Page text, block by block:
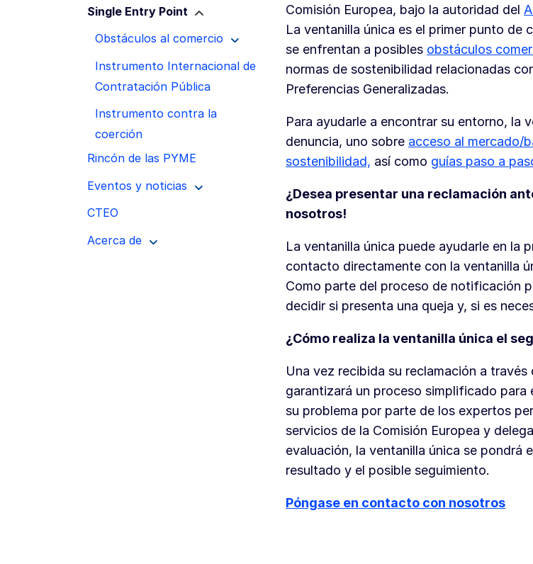
Single Entry Point
Obstáculos al comercio
Instrumento Internacional de
Contratación Pública
Instrumento contra la
coerción
Rincón de las PYME
Eventos y noticias
CTEO
Acerca de
Comisión Europea, bajo la autoridad del
La ventanilla única es el primer punto
se enfrentan a posibles obstáculos
normas de sostenibilidad relacionadas
Preferencias Generalizadas.
Para ayudarle a encontrar su entorno, la
denuncia, uno sobre acceso al mercado/
sostenibilidad, así como guías paso a
¿Desea presentar una reclamación
nosotros!
La ventanilla única puede ayudarle en la
contacto directamente con la ventanilla
Como parte del proceso de notificación
decidir si presenta una queja y, si es
¿Cómo realiza la ventanilla única el
Una vez recibida su reclamación a
garantizará un proceso simplificado para
su problema por parte de los expertos
servicios de la Comisión Europea y
evaluación, la ventanilla única se
resultado y el posible seguimiento.
Póngase en contacto con nosotros